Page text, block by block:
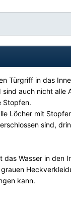
Türgriff in das
auch nicht alle
Stopfen.
Löcher mit
sind,
Wasser in den
kann.